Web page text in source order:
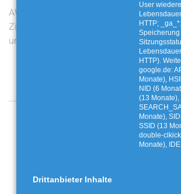
AWG bewegt: Live-
Ziehung am Freitag auf
unserem Youtube-Kanal
Twistringen
Angebote und
User
HTTP;
Speicherung
HTTP).
google.de:
Monate),
NID (6
(13 Monate),
Monate),
SSID (13
double-
Monate),
Drittanbieter Inhalte